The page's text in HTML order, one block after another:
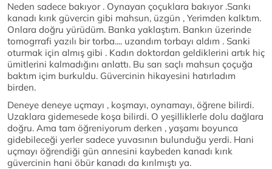
Neden sadece bakıyor . Oynayan çoçuklara bakıyor .Sankı
kanadı kırık güvercin gibi mahsun, üzgün , Yerimden kalktım.
Onlara doğru yürüdüm. Banka yaklaştım. Bankın üzerinde
tomogrrafi yazılı bir torba.... uzandım torbayı aldım . Sanki
oturmak için almış gibi . Kadın doktordan geldiklerini artık hiç
ümitlerini kalmadığını anlattı. Bu sarı saçlı mahsun çoçuğa
baktım içim burkuldu. Güvercinin hikayesini hatırladım
birden.
Deneye deneye uçmayı , koşmayı, oynamayı, öğrene bilirdi.
Uzaklara gidemesede koşa bilirdi. O yeşilliklerle dolu dağlara
doğru. Ama tam öğreniyorum derken , yaşamı boyunca
gidebileceği yerler sadece yuvasının bulunduğu yerdi. Hani
uçmayı öğrendiği gün annesini kaybeden kanadı kırık
güvercinin hani öbür kanadı da kırılmıştı ya.